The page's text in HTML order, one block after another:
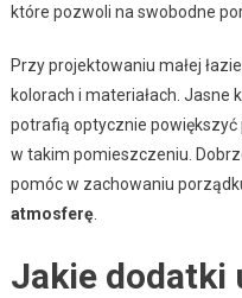
które pozwoli na swobodne
Przy projektowaniu małej
kolorach i materiałach. Jasne
potrafią optycznie
w takim pomieszczeniu.
pomóc w zachowaniu
atmosferę.
Jakie dodatki